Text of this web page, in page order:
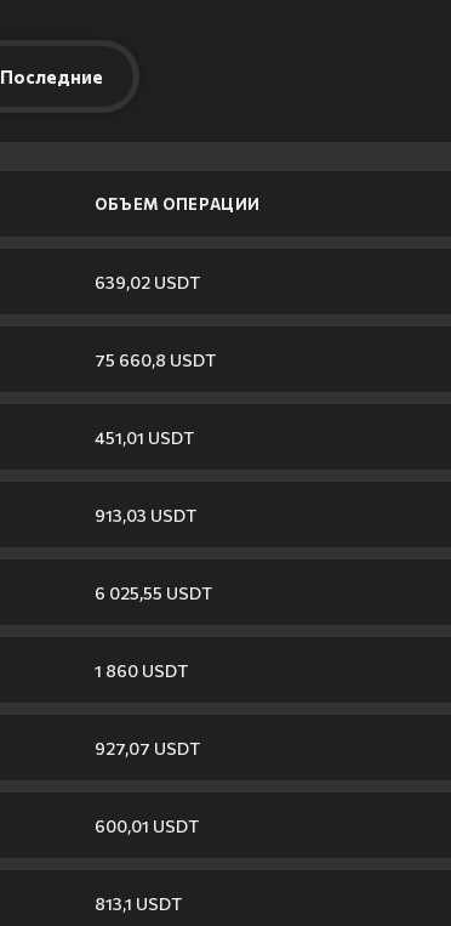
Последние
ОБЪЕМ ОПЕРАЦИИ
639,02 USDT
75 660,8 USDT
451,01 USDT
913,03 USDT
6 025,55 USDT
1 860 USDT
927,07 USDT
600,01 USDT
813,1 USDT